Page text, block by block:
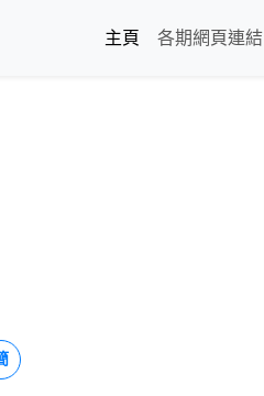
主頁
各期網頁連結